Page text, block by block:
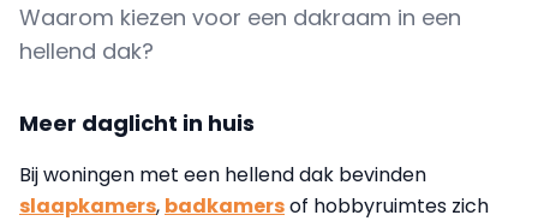
Waarom kiezen voor een dakraam in een
hellend dak?
Meer daglicht in huis
Bij woningen met een hellend dak bevinden
slaapkamers, badkamersof hobbyruimtes zich